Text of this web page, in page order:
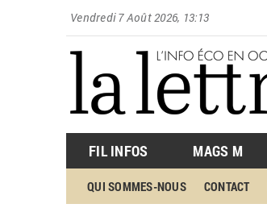
Vendredi 7 Août 2026, 13:13
FIL INFOS MAGS M
QUI SOMMES-NOUS CONTACT